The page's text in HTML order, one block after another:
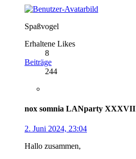
Spaßvogel
Erhaltene Likes
8
Beiträge
244
nox somnia LANparty XXXVII
2. Juni 2024, 23:04
Hallo zusammen,